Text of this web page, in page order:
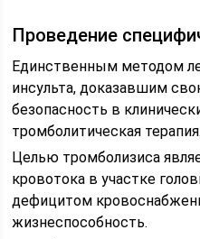
Проведение
Единственным методом
инсульта, доказавшим
безопасность в
тромболитическая терапия.
Целью тромболизиса
кровотока в участке
дефицитом
жизнеспособность.